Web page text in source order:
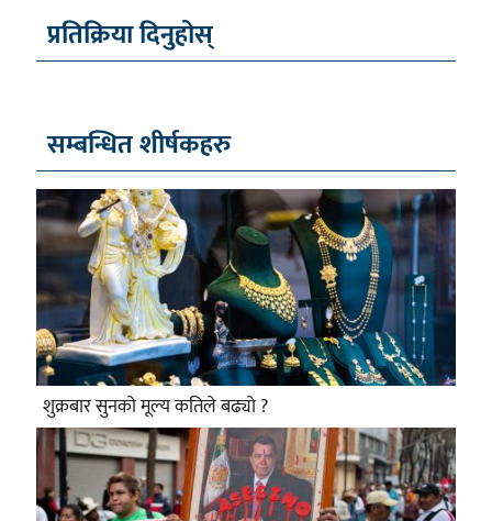
प्रतिक्रिया दिनुहोस्
सम्बन्धित शीर्षकहरु
शुक्रबार सुनको मूल्य कतिले बढ्यो ?